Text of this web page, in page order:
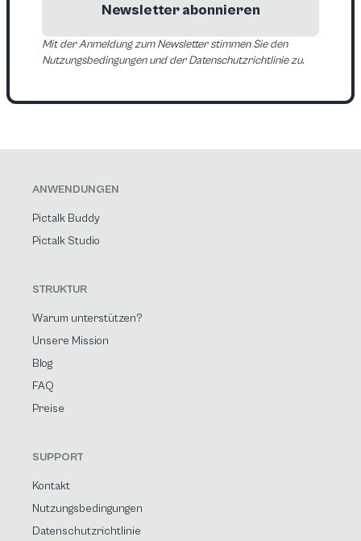
Newsletter abonnieren
Mit der Anmeldung zum Newsletter stimmen Sie den
Nutzungsbedingungen und der Datenschutzrichtlinie zu.
ANWENDUNGEN
Pictalk Buddy
Pictalk Studio
STRUKTUR
Warum unterstützen?
Unsere Mission
Blog
FAQ
Preise
SUPPORT
Kontakt
Nutzungsbedingungen
Datenschutzrichtlinie